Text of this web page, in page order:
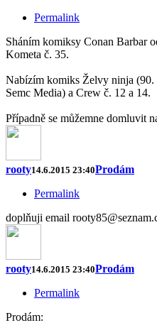
Permalink
Sháním komiksy Conan Barbar
Kometa č. 35.
Nabízím komiks Želvy ninja
Semc Media) a Crew č. 12 a 14.
Případně se můžemne domluvit
rooty14.6.2015 23:40Prodám
Permalink
doplňuji email
rooty14.6.2015 23:40Prodám
Permalink
Prodám: